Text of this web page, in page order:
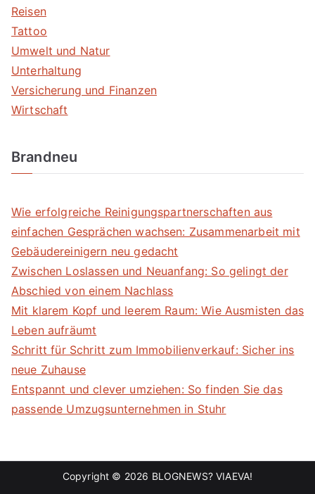
Reisen
Tattoo
Umwelt und Natur
Unterhaltung
Versicherung und Finanzen
Wirtschaft
Brandneu
Wie erfolgreiche Reinigungspartnerschaften aus
einfachen Gesprächen wachsen: Zusammenarbeit mit
Gebäudereinigern neu gedacht
Zwischen Loslassen und Neuanfang: So gelingt der
Abschied von einem Nachlass
Mit klarem Kopf und leerem Raum: Wie Ausmisten das
Leben aufräumt
Schritt für Schritt zum Immobilienverkauf: Sicher ins
neue Zuhause
Entspannt und clever umziehen: So finden Sie das
passende Umzugsunternehmen in Stuhr
Copyright © 2026 BLOGNEWS? VIAEVA!